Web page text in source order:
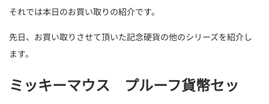
それでは本日のお買い取りの紹介です。
先日、お買い取りさせて頂いた記念硬貨の他のシリーズを紹介し
ます。
ミッキーマウス プルーフ貨幣セッ